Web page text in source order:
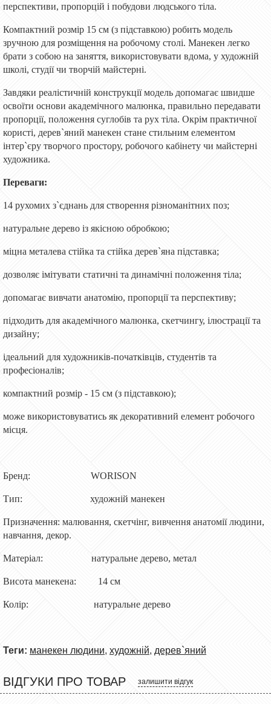
перспективи, пропорцій і побудови людського тіла.
Компактний розмір 15 см (з підставкою) робить модель
зручною для розміщення на робочому столі. Манекен легко
брати з собою на заняття, використовувати вдома, у художній
школі, студії чи творчій майстерні.
Завдяки реалістичній конструкції модель допомагає швидше
освоїти основи академічного малюнка, правильно передавати
пропорції, положення суглобів та рух тіла. Окрім практичної
користі, дерев`яний манекен стане стильним елементом
інтер`єру творчого простору, робочого кабінету чи майстерні
художника.
Переваги:
14 рухомих з`єднань для створення різноманітних поз;
натуральне дерево із якісною обробкою;
міцна металева стійка та стійка дерев`яна підставка;
дозволяє імітувати статичні та динамічні положення тіла;
допомагає вивчати анатомію, пропорції та перспективу;
підходить для академічного малюнка, скетчингу, ілюстрації та
дизайну;
ідеальний для художників-початківців, студентів та
професіоналів;
компактний розмір - 15 см (з підставкою);
може використовуватись як декоративний елемент робочого
місця.
Бренд: WORISON
Тип: художній манекен
Призначення: малювання, скетчінг, вивчення анатомії людини,
навчання, декор.
Матеріал: натуральне дерево, метал
Висота манекена: 14 см
Колір: натуральне дерево
Теги: манекен людини, художній, дерев`яний
ВІДГУКИ ПРО ТОВАР залишити відгук